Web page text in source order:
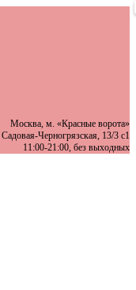
Москва, м. «Красные ворота»
Садовая-Черногрязская, 13/3 с1
11:00-21:00, без выходных